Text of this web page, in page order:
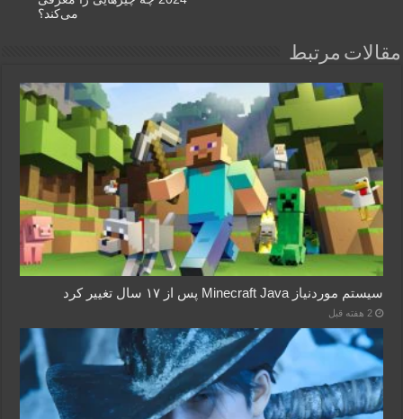
می‌کند؟
مقالات مرتبط
سیستم موردنیاز Minecraft Java پس از ۱۷ سال تغییر کرد
2 هفته قبل